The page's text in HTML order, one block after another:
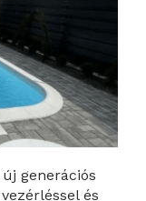
generációs
és